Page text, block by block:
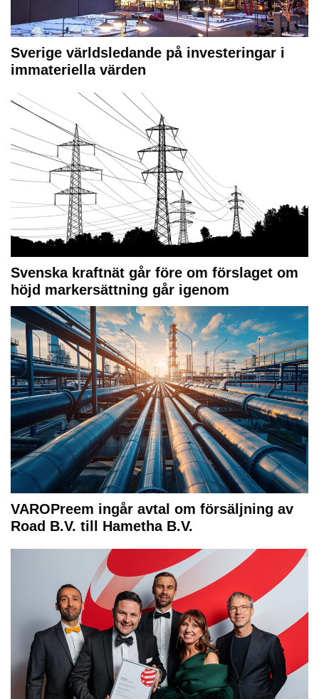
Sverige världsledande på investeringar i
immateriella värden
Svenska kraftnät går före om förslaget om
höjd markersättning går igenom
VAROPreem ingår avtal om försäljning av
Road B.V. till Hametha B.V.